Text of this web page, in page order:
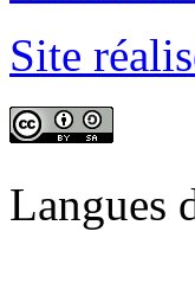
Site
Langues